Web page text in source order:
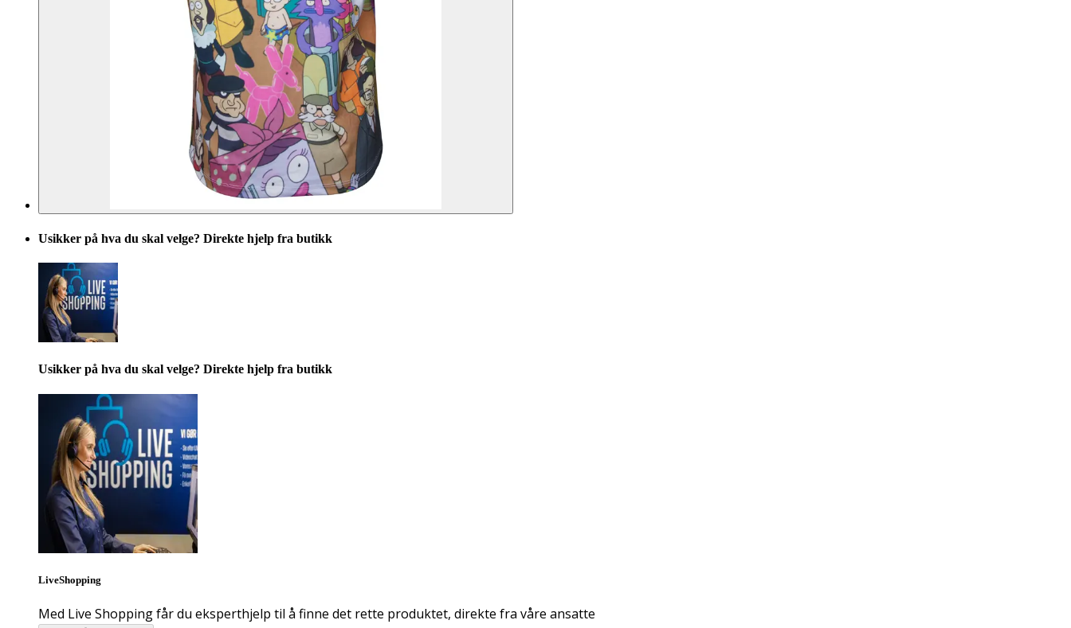
Usikker på hva du skal velge? Direkte hjelp fra butikk
Usikker på hva du skal velge? Direkte hjelp fra butikk
LiveShopping
Med Live Shopping får du eksperthjelp til å finne det rette produktet, direkte fra våre ansatte